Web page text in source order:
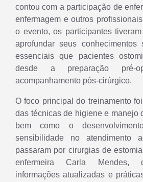
contou com a participação de
enfermagem e outros
o evento, os participantes
aprofundar seus
essenciais que pacientes
desde a preparação pré-
acompanhamento pós-cirúrgico.
O foco principal do treinamento
das técnicas de higiene e manejo
bem como o
sensibilidade no atendimento
passaram por cirurgias de
enfermeira Carla Mendes,
informações atualizadas e